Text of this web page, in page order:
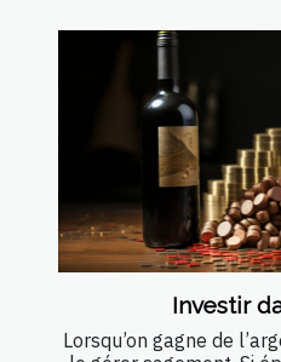
Investir
Lorsqu’on gagne de